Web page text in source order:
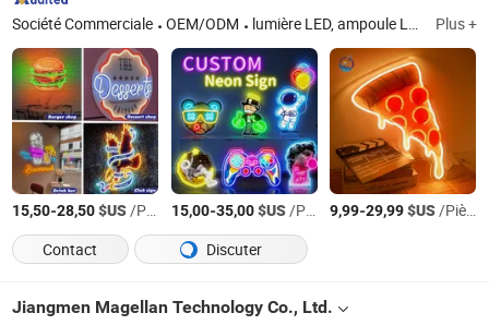
Société Commerciale OEM/ODM lumière LED, ampoule LED, enseigne LED, lettre en relief, enseigne en lettres Plus +
15,50-28,50$US/Pièce 15,00-35,00$US/Pièce 9,99-29,99$US/Pièce
Contact
Discuter
Jiangmen Magellan Technology Co., Ltd.